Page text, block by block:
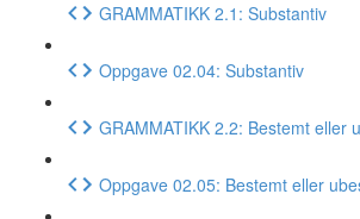
GRAMMATIKK 2.1: Substantiv
Oppgave 02.04: Substantiv
GRAMMATIKK 2.2: Bestemt eller
Oppgave 02.05: Bestemt eller